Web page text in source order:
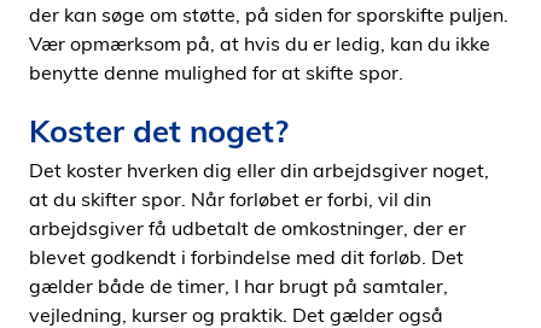
der kan søge om støtte, på siden for sporskifte puljen.
Vær opmærksom på, at hvis du er ledig, kan du ikke
benytte denne mulighed for at skifte spor.
Koster det noget?
Det koster hverken dig eller din arbejdsgiver noget,
at du skifter spor. Når forløbet er forbi, vil din
arbejdsgiver få udbetalt de omkostninger, der er
blevet godkendt i forbindelse med dit forløb. Det
gælder både de timer, I har brugt på samtaler,
vejledning, kurser og praktik. Det gælder også